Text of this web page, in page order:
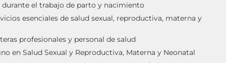
el trabajo de parto y nacimiento
esenciales de salud sexual, reproductiva, materna y
profesionales y personal de salud
en Salud Sexual y Reproductiva, Materna y Neonatal